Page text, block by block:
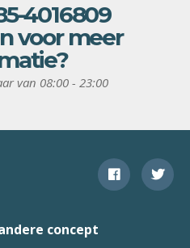
4016809
voor meer
van 08:00 - 23:00
concept